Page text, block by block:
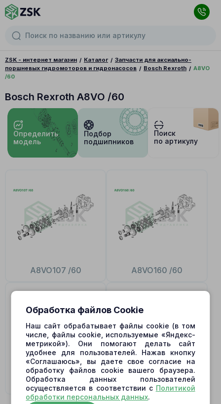
ZSK - интернет магазин Каталог
Запчасти для аксиально-
поршневых гидромоторов и гидронасосов
Bosch Rexroth
A8VO
/60
Bosch Rexroth A8VO /60
A8VO107 /60 A8VO160 /60
A8VO55 /60 A8VO80 /60
Определить
модель
Подбор
подшипников
Поиск
по артикулу
Обработка файлов Cookie
Наш сайт обрабатывает файлы cookie (в том
числе, файлы cookie, используемые «Яндекс-
метрикой»). Они помогают делать сайт
удобнее для пользователей. Нажав кнопку
«Соглашаюсь», вы даете свое согласие на
обработку файлов cookie вашего браузера.
Обработка данных пользователей
осуществляется в соответствии с Политикой
обработки персональных данных.